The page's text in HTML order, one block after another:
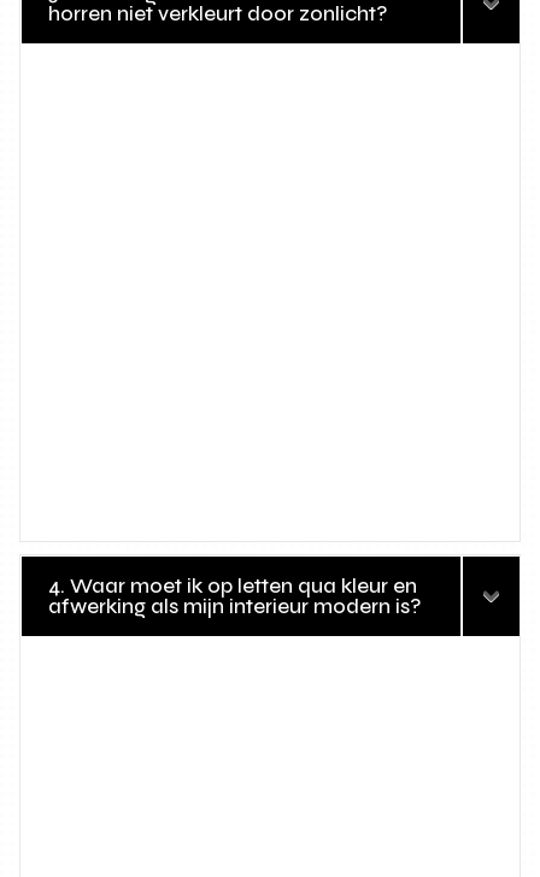
horren niet verkleurt door zonlicht?
4. Waar moet ik op letten qua kleur en
afwerking als mijn interieur modern is?